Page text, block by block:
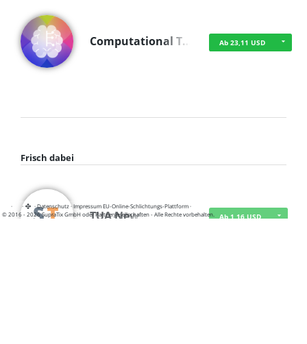
Computational T… Ab 23,11 USD
Frisch dabei
TUA News Ab 1,16 USD
· · ·Datenschutz·Impressum EU-Online-Schlichtungs-Plattform·
© 2016 - 2026 SupraTix GmbH oder Partnergesellschaften - Alle Rechte vorbehalten.